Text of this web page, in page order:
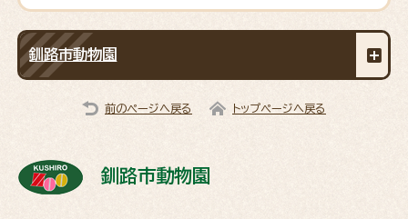
釧路市動物園
前のページへ戻る トップページへ戻る
釧路市動物園